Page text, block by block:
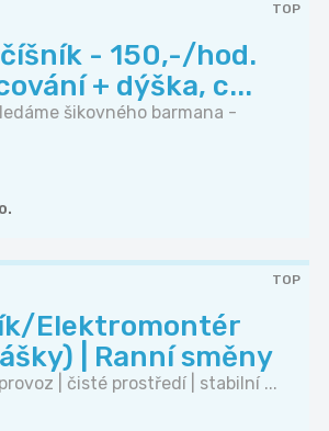
TOP
- 150,-/hod.
+ dýška, c...
šikovného barmana -
TOP
Elektromontér
| Ranní směny
| čisté prostředí | stabilní ...